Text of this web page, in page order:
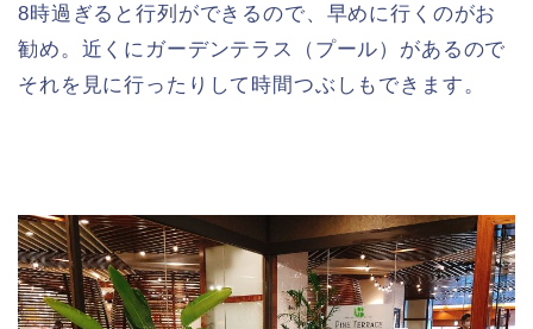
8時過ぎると行列ができるので、早めに行くのがお
勧め。近くにガーデンテラス（プール）があるので
それを見に行ったりして時間つぶしもできます。